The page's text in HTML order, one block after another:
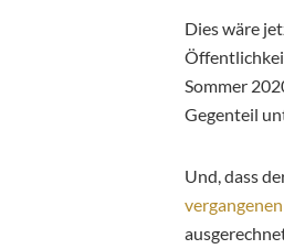
Dies wäre
Sommer
Gegenteil
Und, dass